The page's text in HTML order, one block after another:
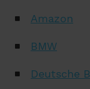
Amazon
BMW
Deutsche